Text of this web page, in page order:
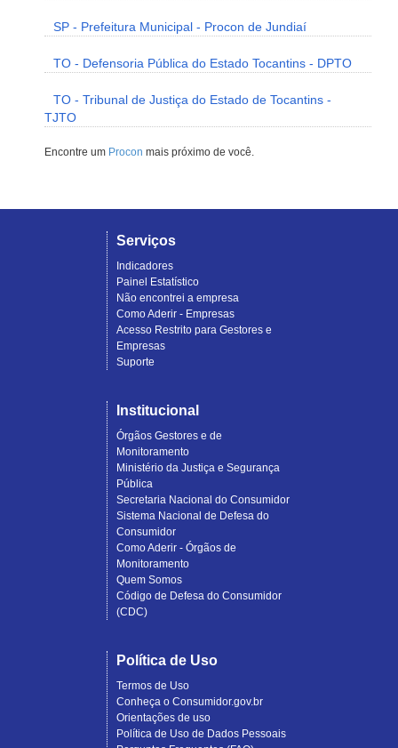
SP - Prefeitura Municipal - Procon de Jundiaí
TO - Defensoria Pública do Estado Tocantins - DPTO
TO - Tribunal de Justiça do Estado de Tocantins -
TJTO
Encontre um Procon mais próximo de você.
Serviços
Indicadores
Painel Estatístico
Não encontrei a empresa
Como Aderir - Empresas
Acesso Restrito para Gestores e
Empresas
Suporte
Institucional
Órgãos Gestores e de
Monitoramento
Ministério da Justiça e Segurança
Pública
Secretaria Nacional do Consumidor
Sistema Nacional de Defesa do
Consumidor
Como Aderir - Órgãos de
Monitoramento
Quem Somos
Código de Defesa do Consumidor
(CDC)
Política de Uso
Termos de Uso
Conheça o Consumidor.gov.br
Orientações de uso
Política de Uso de Dados Pessoais